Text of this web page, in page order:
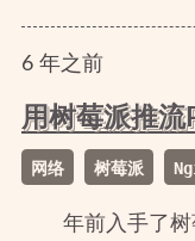
6年之前
用树莓派推流
网络 树莓派
年前入手了树